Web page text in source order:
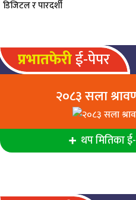
प्रभातफेरीई-पेपर
२०८३ सला
थप मितिका